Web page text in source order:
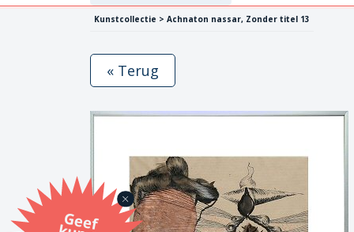
Kunstcollectie > Achnaton nassar, Zonder titel 13
G
eef
u
n
st
a
d
o
m
et
e SB
K
u
n
stb
o
n
« Terug